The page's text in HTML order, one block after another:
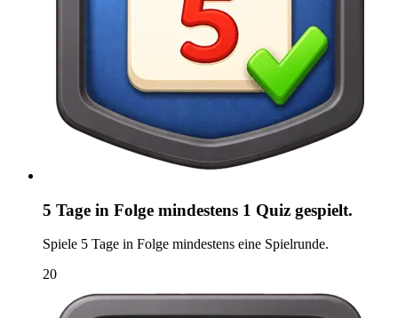
5 Tage in Folge mindestens 1 Quiz gespielt.
Spiele 5 Tage in Folge mindestens eine Spielrunde.
20